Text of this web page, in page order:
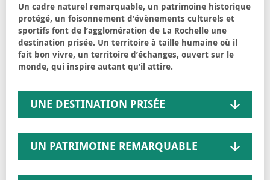
Un cadre naturel remarquable, un patrimoine historique
protégé, un foisonnement d’évènements culturels et
sportifs font de l’agglomération de La Rochelle une
destination prisée. Un territoire à taille humaine où il
fait bon vivre, un territoire d’échanges, ouvert sur le
monde, qui inspire autant qu’il attire.
UNE DESTINATION PRISÉE
UN PATRIMOINE REMARQUABLE